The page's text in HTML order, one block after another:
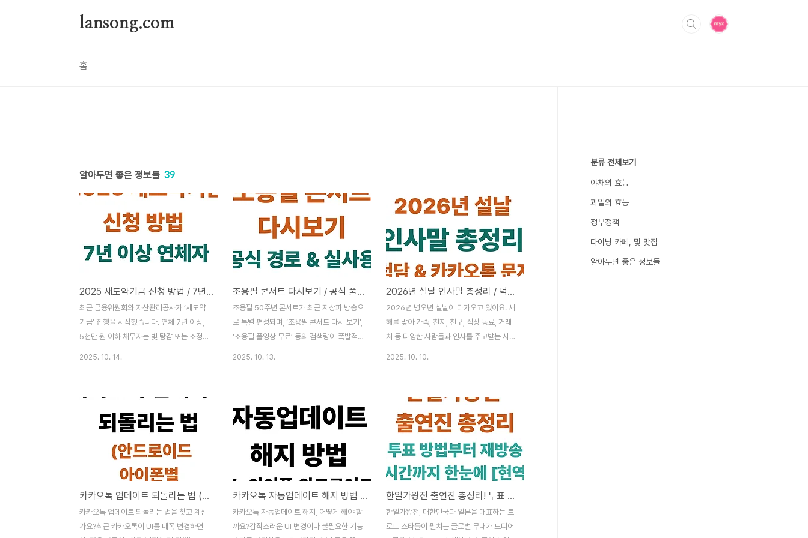
lansong.com
홈
알아두면 좋은 정보들 39
2025 새도약기금 신청 방법 / 7년 이상 연체자 채무 감면 조건
최근 금융위원회와 자산관리공사가 ‘새도약
기금’ 집행을 시작했습니다. 연체 7년 이상,
5천만 원 이하 채무자는 빚 탕감 또는 조정을
금’이라고 보면 됩니다.최대 113만 명 이상이
지만, 빨리 확인할수록 유리합니다. 누가 대
상일까요? (자격 조건)항목 내용연체 기간7
년 이상 연체된 채무자채무 금액5천만 원 이
하 개인 또는 개인사업자 채무채권 종류은행,
카드사, 캐피탈 등 금융사 보유 ..
2025. 10. 14.
조용필 콘서트 다시보기 / 공식 풀영상·무료 감상법 총정리!
조용필 50주년 콘서트가 최근 지상파 방송으
로 특별 편성되며, ‘조용필 콘서트 다시 보기’,
‘조용필 풀영상 무료’ 등의 검색량이 폭발적
풀영상 모음 공식 유튜브 채널에서 무료로 감
상 가능한 공연 영상들입니다:▶ 조용필 50
필 콘서트 full ver.2 (no cut)▶ 인천공연
풀영상 (2018.11.17)▶ 조용필 콘서트 하이
라이트 재생목록 전체 보기💡 TIP: 유튜브
공식채널에서 직접 감상하시면 고화질로 감
상 가능하며, 일부 영상은 한정 공개 중입니
다. 웨이브(Wavve..
2025. 10. 13.
2026년 설날 인사말 총정리 / 덕담 & 카카오톡 문자
2026년 병오년 설날이 다가오고 있어요. 새
해를 맞아 가족, 친지, 친구, 직장 동료, 거래
처 등 다양한 사람들과 인사를 주고받는 시기
기 쉽고, SNS나 메신저에도 활용할 수 있는
용하세요! 가족에게 전하는 따뜻한 설날 인사
말 가족에게는 누구보다 진심 어린 말이 중요
하죠. 따뜻한 마음을 담아 전해 보세요.새해
복 많이 받으세요! 올해는 우리 가족 모두 건
강하고 웃음 가득한 한 해 되시길 기도할게
요.사랑하는 가족과 함께하는 설날, 마음만은
2025. 10. 10.
카카오톡 업데이트 되돌리는 법 (안드로이드·아이폰별 완벽 정리)
카카오톡 업데이트 되돌리는 법을 찾고 계신
가요?최근 카카오톡이 UI를 대폭 변경하면
카카오톡 자동업데이트 해지 방법 / 아이폰·안드로이드 최신 가이드
카카오톡 자동업데이트 해지, 어떻게 해야 할
까요?갑작스러운 UI 변경이나 불필요한 기능
한일가왕전 출연진 총정리! 투표 방법부터 재방송 시간까지 한눈에 [현역가왕 vs 트롯걸즈재팬]
한일가왕전, 대한민국과 일본을 대표하는 트
로트 스타들이 펼치는 글로벌 무대가 드디어
분류 전체보기
야채의 효능
과일의 효능
정부정책
다이닝 카페, 및 맛집
알아두면 좋은 정보들